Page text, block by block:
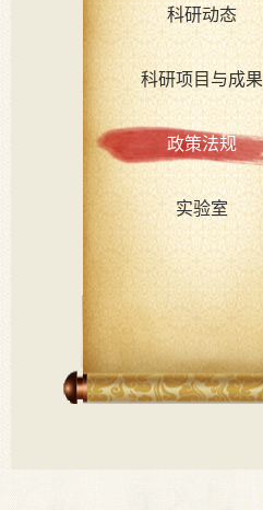
科研动态
科研项目与成果
政策法规
实验室